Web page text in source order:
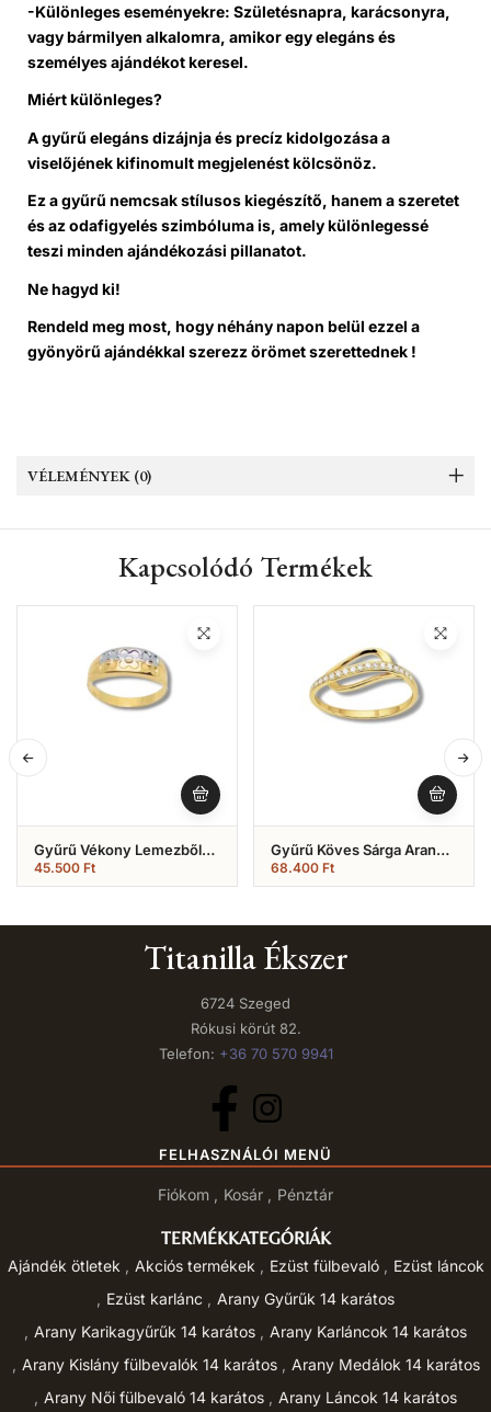
-Különleges eseményekre: Születésnapra, karácsonyra,
vagy bármilyen alkalomra, amikor egy elegáns és
személyes ajándékot keresel.
Miért különleges?
A gyűrű elegáns dizájnja és precíz kidolgozása a
viselőjének kifinomult megjelenést kölcsönöz.
Ez a gyűrű nemcsak stílusos kiegészítő, hanem a szeretet
és az odafigyelés szimbóluma is, amely különlegessé
teszi minden ajándékozási pillanatot.
Ne hagyd ki!
Rendeld meg most, hogy néhány napon belül ezzel a
gyönyörű ajándékkal szerezz örömet szerettednek !
VÉLEMÉNYEK (0)
Kapcsolódó Termékek
Gyűrű Vékony Lemezből
Kislányoknak (Nr.4)
45.500 Ft
Gyűrű Köves Sárga Arany
(Nr.24)
68.400 Ft
Titanilla Ékszer
6724 Szeged
Rókusi körút 82.
Telefon: +36 70 570 9941
FELHASZNÁLÓI MENÜ
Fiókom Kosár Pénztár
TERMÉKKATEGÓRIÁK
Ajándék ötletek Akciós termékek Ezüst fülbevaló
Ezüst láncok
Ezüst karlánc
Arany Gyűrűk 14 karátos
Arany Karikagyűrűk 14 karátos
Arany Karláncok 14 karátos
Arany Kislány fülbevalók 14 karátos
Arany Medálok 14 karátos
Arany Női fülbevaló 14 karátos
Arany Láncok 14 karátos